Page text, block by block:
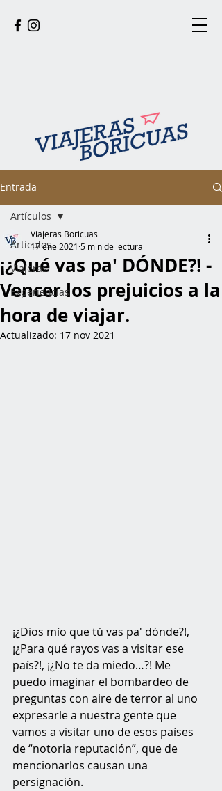
Entrada
Artículos
Viajeras
Experiencias
Artículos
¡¿Qué vas pa' DÓNDE?! -
Vencer los prejuicios a la
hora de viajar.
Viajeras Boricuas
17 ene 2021 5 min de lectura
Actualizado: 17 nov 2021
¡¿Dios mío que tú vas pa' dónde?!,
¡¿Para qué rayos vas a visitar ese
país?!, ¡¿No te da miedo…?! Me
puedo imaginar el bombardeo de
preguntas con aire de terror al uno
expresarle a nuestra gente que
vamos a visitar uno de esos países
de “notoria reputación”, que de
mencionarlos causan una
persignación.